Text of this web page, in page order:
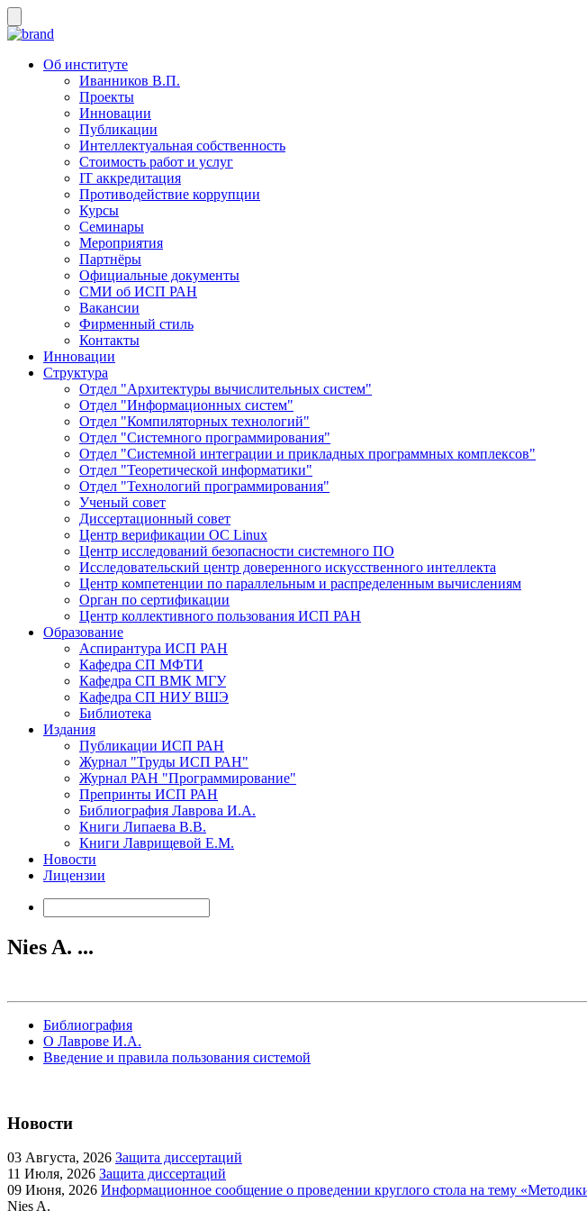
Об институте
Иванников В.П.
Проекты
Инновации
Публикации
Интеллектуальная собственность
Стоимость работ и услуг
IT аккредитация
Противодействие коррупции
Курсы
Семинары
Мероприятия
Партнёры
Официальные документы
СМИ об ИСП РАН
Вакансии
Фирменный стиль
Контакты
Инновации
Структура
Отдел "Архитектуры вычислительных систем"
Отдел "Информационных систем"
Отдел "Компиляторных технологий"
Отдел "Системного программирования"
Отдел "Системной интеграции и прикладных программных комплексов"
Отдел "Теоретической информатики"
Отдел "Технологий программирования"
Ученый совет
Диссертационный совет
Центр верификации ОС Linux
Центр исследований безопасности системного ПО
Исследовательский центр доверенного искусственного интеллекта
Центр компетенции по параллельным и распределенным вычислениям
Орган по сертификации
Центр коллективного пользования ИСП РАН
Образование
Аспирантура ИСП РАН
Кафедра СП МФТИ
Кафедра СП ВМК МГУ
Кафедра СП НИУ ВШЭ
Библиотека
Издания
Публикации ИСП РАН
Журнал "Труды ИСП РАН"
Журнал РАН "Программирование"
Препринты ИСП РАН
Библиография Лаврова И.А.
Книги Липаева В.В.
Книги Лаврищевой Е.М.
Новости
Лицензии
Nies A. ...
Библиография
О Лаврове И.А.
Введение и правила пользования системой
Новости
03 Августа, 2026 Защита диссертаций
11 Июля, 2026 Защита диссертаций
09 Июня, 2026 Информационное сообщение о проведении круглого стола на тему
Nies A.